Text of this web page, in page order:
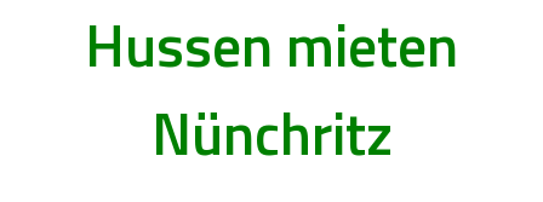
Hussen mieten
Nünchritz